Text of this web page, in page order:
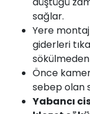
sağlar.
Yere
giderleri
sökülmeden
Önce
sebep olan
Yabancı